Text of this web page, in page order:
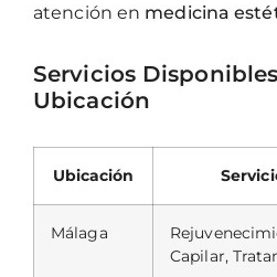
atención en medicina
Servicios
Ubicación
Ubicación
Málaga
Capilar,